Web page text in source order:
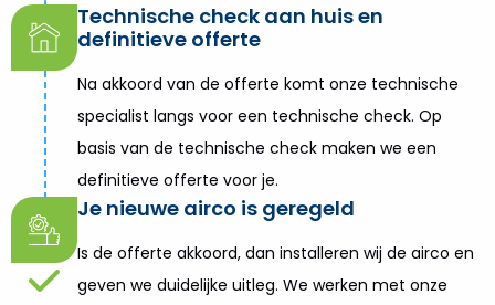
Technische check aan huis en
definitieve offerte
Na akkoord van de offerte komt onze technische
specialist langs voor een technische check. Op
basis van de technische check maken we een
definitieve offerte voor je.
Je nieuwe airco is geregeld
Is de offerte akkoord, dan installeren wij de airco en
geven we duidelijke uitleg. We werken met onze